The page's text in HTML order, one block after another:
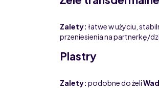
Zalety: łatwe w użyciu,
przeniesienia na partnerkę/
Plastry
Zalety: podobne do żeli